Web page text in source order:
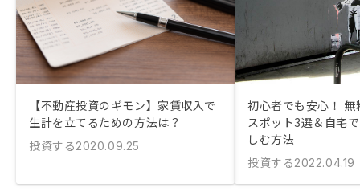
【不動産投資のギモン】家賃収入で
生計を立てるための方法は？
投資する2020.09.25
初心者でも安心！ 無
スポット3選＆自宅
しむ方法
投資する2022.04.19